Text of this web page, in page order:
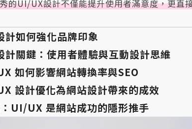
的UI/UX設計不僅能提升使用者滿意度，更直
計如何強化品牌印象
計關鍵：使用者體驗與互動設計思維
如何影響網站轉換率與SEO
設計優化為網站設計帶來的成效
UI/UX 是網站成功的隱形推手